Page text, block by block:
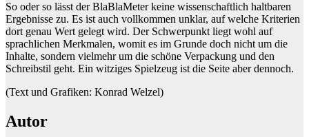
So oder so lässt der BlaBlaMeter keine wissenschaftlich haltbaren
Ergebnisse zu. Es ist auch vollkommen unklar, auf welche Kriterien
dort genau Wert gelegt wird. Der Schwerpunkt liegt wohl auf
sprachlichen Merkmalen, womit es im Grunde doch nicht um die
Inhalte, sondern vielmehr um die schöne Verpackung und den
Schreibstil geht. Ein witziges Spielzeug ist die Seite aber dennoch.
(Text und Grafiken: Konrad Welzel)
Autor